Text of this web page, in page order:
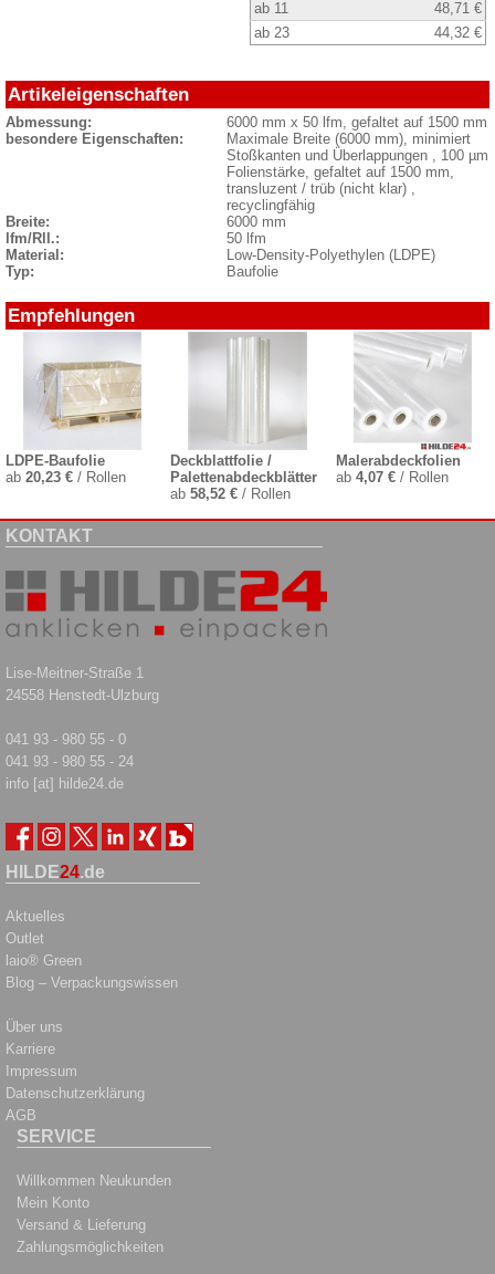
ab 11
48,71 €
ab 23
44,32 €
Artikeleigenschaften
Abmessung:
6000 mm x 50 lfm, gefaltet auf 1500 mm
besondere Eigenschaften:
Maximale Breite (6000 mm), minimiert
Stoßkanten und Überlappungen , 100 µm
Folienstärke, gefaltet auf 1500 mm,
transluzent / trüb (nicht klar) ,
recyclingfähig
Breite:
6000 mm
lfm/Rll.:
50 lfm
Material:
Low-Density-Polyethylen (LDPE)
Typ:
Baufolie
Empfehlungen
LDPE-Baufolie
ab 20,23 € / Rollen
Deckblattfolie /
Palettenabdeckblätter
ab58,52 € / Rollen
Malerabdeckfolien
ab 4,07 €/ Rollen
KONTAKT
Lise-Meitner-Straße 1
24558 Henstedt-Ulzburg
041 93 - 980 55 - 0
041 93 - 980 55 - 24
info [at] hilde24.de
HILDE24.de
Aktuelles
Outlet
laio® Green
Blog – Verpackungswissen
Über uns
Karriere
Impressum
Datenschutzerklärung
AGB
SERVICE
Willkommen Neukunden
Mein Konto
Versand & Lieferung
Zahlungsmöglichkeiten